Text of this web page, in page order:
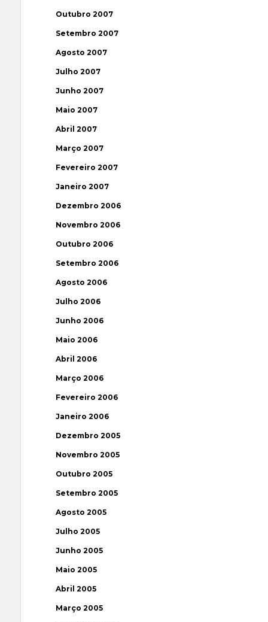
Outubro 2007
Setembro 2007
Agosto 2007
Julho 2007
Junho 2007
Maio 2007
Abril 2007
Março 2007
Fevereiro 2007
Janeiro 2007
Dezembro 2006
Novembro 2006
Outubro 2006
Setembro 2006
Agosto 2006
Julho 2006
Junho 2006
Maio 2006
Abril 2006
Março 2006
Fevereiro 2006
Janeiro 2006
Dezembro 2005
Novembro 2005
Outubro 2005
Setembro 2005
Agosto 2005
Julho 2005
Junho 2005
Maio 2005
Abril 2005
Março 2005